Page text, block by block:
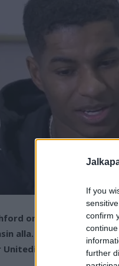
If you
confirm
further
on pelaaja, joka on
alla. Eikä toki suotta,